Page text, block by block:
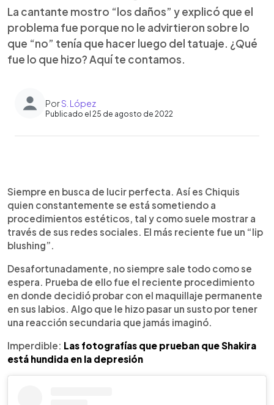
La cantante mostro “los daños” y explicó que el
problema fue porque no le advirtieron sobre lo
que “no” tenía que hacer luego del tatuaje. ¿Qué
fue lo que hizo? Aquí te contamos.
PorS. López
Publicado el 25 de agosto de 2022
Escuchar artículo
Siempre en busca de lucir perfecta. Así es Chiquis
quien constantemente se está sometiendo a
procedimientos estéticos, tal y como suele mostrar a
través de sus redes sociales. El más reciente fue un “lip
blushing”.
Desafortunadamente, no siempre sale todo como se
espera. Prueba de ello fue el reciente procedimiento
en donde decidió probar con el maquillaje permanente
en sus labios. Algo que le hizo pasar un susto por tener
una reacción secundaria que jamás imaginó.
Imperdible: Las fotografías que prueban que Shakira
está hundida en la depresión